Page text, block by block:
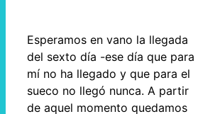
Esperamos en vano la llegada
del sexto día -ese día que para
mí no ha llegado y que para el
sueco no llegó nunca. A partir
de aquel momento quedamos